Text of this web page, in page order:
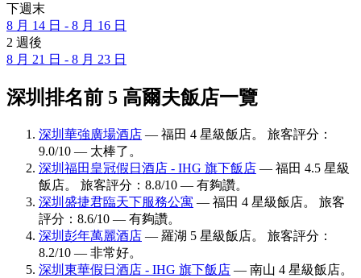
下週末
8 月 14 日 - 8 月 16 日
2 週後
8 月 21 日 - 8 月 23 日
深圳排名前 5 高爾夫飯店一覽
深圳華強廣場酒店 — 福田 4 星級飯店。 旅客評分：
9.0/10 — 太棒了。
深圳福田皇冠假日酒店 - IHG 旗下飯店 — 福田 4.5 星級
飯店。 旅客評分：8.8/10 — 有夠讚。
深圳盛捷君臨天下服務公寓 — 福田 4 星級飯店。 旅客
評分：8.6/10 — 有夠讚。
深圳彭年萬麗酒店 — 羅湖 5 星級飯店。 旅客評分：
8.2/10 — 非常好。
深圳東華假日酒店 - IHG 旗下飯店 — 南山 4 星級飯店。